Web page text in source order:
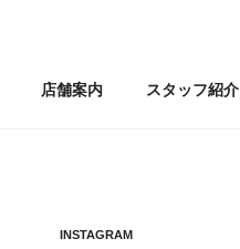
店舗案内 スタッフ紹介
INSTAGRAM